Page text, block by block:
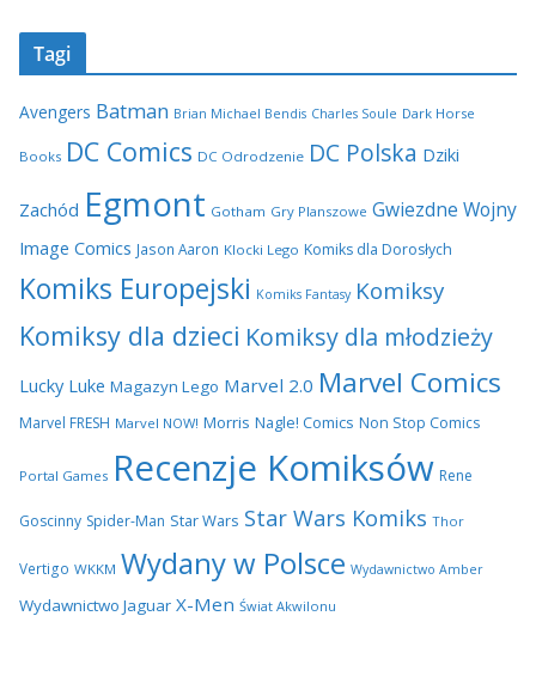
Tagi
Avengers Batman Brian Michael Bendis Charles Soule Dark Horse
Books DC Comics DC Odrodzenie DC Polska Dziki
Zachód Egmont Gotham Gry Planszowe Gwiezdne Wojny
Image Comics Jason Aaron Klocki Lego Komiks dla Dorosłych
Komiks Europejski Komiks Fantasy Komiksy
Komiksy dla dzieci Komiksy dla młodzieży
Lucky Luke Magazyn Lego Marvel 2.0 Marvel Comics
Marvel FRESH Marvel NOW! Morris Nagle! Comics Non Stop Comics
Portal Games Recenzje Komiksów Rene
Goscinny Spider-Man Star Wars Star Wars Komiks Thor
Vertigo WKKM Wydany w Polsce Wydawnictwo Amber
Wydawnictwo Jaguar X-Men Świat Akwilonu